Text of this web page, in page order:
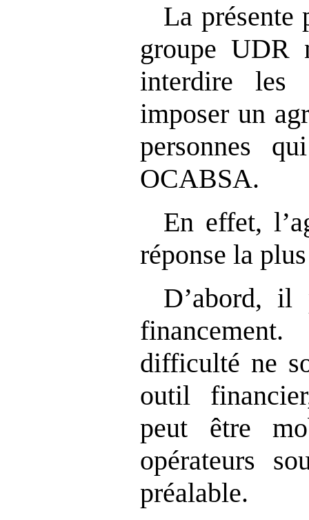
La présente
groupe UDR
interdire les
imposer un
personnes
OCABSA.
En effet, l’
réponse la
D’abord, il
difficulté ne
outil
peut être
opérateurs
préalable.